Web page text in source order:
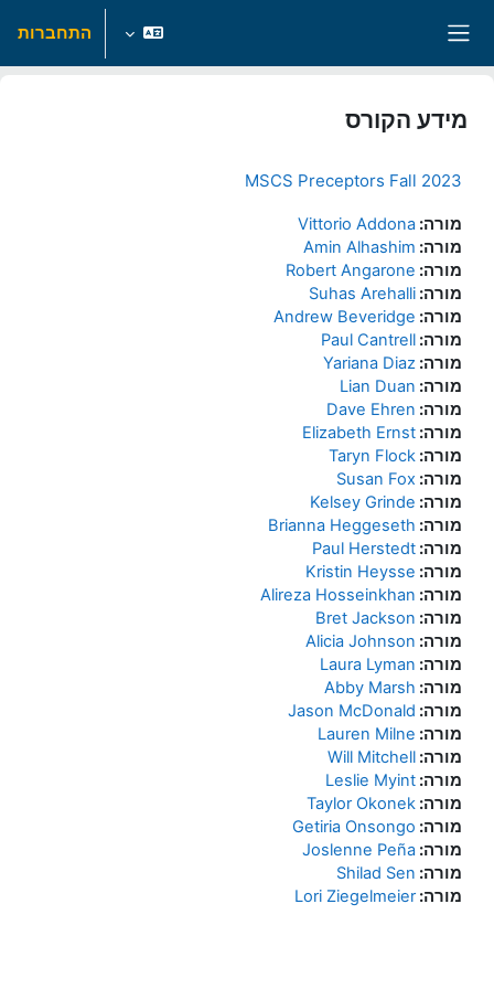
התחברות
מידע הקורס
MSCS Preceptors Fall 2023
מורה: Vittorio Addona
מורה: Amin Alhashim
מורה: Robert Angarone
מורה: Suhas Arehalli
מורה: Andrew Beveridge
מורה: Paul Cantrell
מורה: Yariana Diaz
מורה: Lian Duan
מורה: Dave Ehren
מורה: Elizabeth Ernst
מורה: Taryn Flock
מורה: Susan Fox
מורה: Kelsey Grinde
מורה: Brianna Heggeseth
מורה: Paul Herstedt
מורה: Kristin Heysse
מורה: Alireza Hosseinkhan
מורה: Bret Jackson
מורה: Alicia Johnson
מורה: Laura Lyman
מורה: Abby Marsh
מורה: Jason McDonald
מורה: Lauren Milne
מורה: Will Mitchell
מורה: Leslie Myint
מורה: Taylor Okonek
מורה: Getiria Onsongo
מורה: Joslenne Peña
מורה: Shilad Sen
מורה:Lori Ziegelmeier